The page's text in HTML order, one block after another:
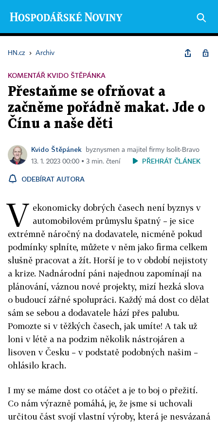
HN.cz › Archiv
KOMENTÁŘ KVIDO ŠTĚPÁNKA
Přestaňme se ofrňovat a
začněme pořádně makat. Jde o
Čínu a naše děti
Kvido Štěpánek
byznysmen a majitel firmy Isolit‑Bravo
13. 1. 2023 00:00 ▪ 3 min. čtení
PŘEHRÁT ČLÁNEK
ODEBÍRAT AUTORA
V ekonomicky dobrých časech není byznys v
automobilovém průmyslu špatný – je sice
extrémně náročný na dodavatele, nicméně pokud
podmínky splníte, můžete v něm jako firma celkem
slušně pracovat a žít. Horší je to v období nejistoty
a krize. Nadnárodní páni najednou zapomínají na
plánování, váznou nové projekty, mizí hezká slova
o budoucí zářné spolupráci. Každý má dost co dělat
sám se sebou a dodavatele hází přes palubu.
Pomozte si v těžkých časech, jak umíte! A tak už
loni v létě a na podzim několik nástrojáren a
lisoven v Česku – v podstatě podobných našim –
ohlásilo krach.
I my se máme dost co otáčet a je to boj o přežití.
Co nám výrazně pomáhá, je, že jsme si uchovali
určitou část svojí vlastní výroby, která je nesvázaná